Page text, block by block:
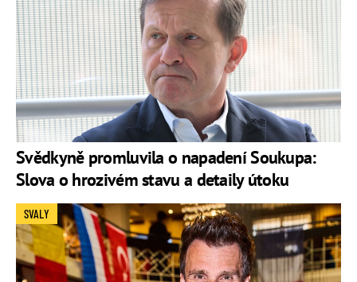
Svědkyně promluvila o napadení Soukupa:
Slova o hrozivém stavu a detaily útoku
SVALY